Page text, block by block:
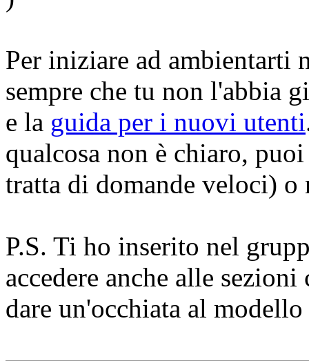
Per iniziare ad ambientarti
sempre che tu non l'abbia
e la guida per i nuovi utenti
qualcosa non è chiaro,
tratta di domande veloci) o
P.S. Ti ho inserito nel
accedere anche alle
dare un'occhiata al